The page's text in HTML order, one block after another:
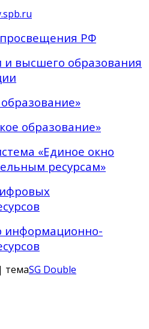
РФ
и высшего образования
образование»
«Единое окно
ресурсам»
информационно-
| темаSG Double